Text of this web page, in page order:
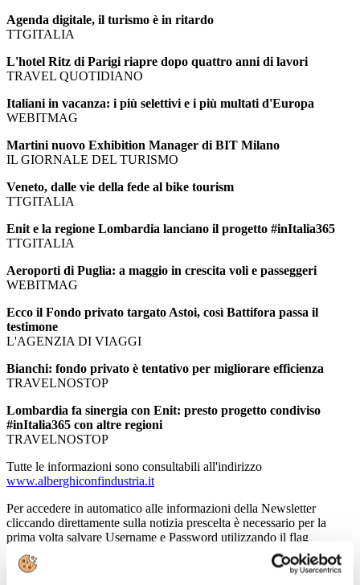
Agenda digitale, il turismo è in ritardo
TTGITALIA
L'hotel Ritz di Parigi riapre dopo quattro anni di lavori
TRAVEL QUOTIDIANO
Italiani in vacanza: i più selettivi e i più multati d'Europa
WEBITMAG
Martini nuovo Exhibition Manager di BIT Milano
IL GIORNALE DEL TURISMO
Veneto, dalle vie della fede al bike tourism
TTGITALIA
Enit e la regione Lombardia lanciano il progetto #inItalia365
TTGITALIA
Aeroporti di Puglia: a maggio in crescita voli e passeggeri
WEBITMAG
Ecco il Fondo privato targato Astoi, così Battifora passa il
testimone
L'AGENZIA DI VIAGGI
Bianchi: fondo privato è tentativo per migliorare efficienza
TRAVELNOSTOP
Lombardia fa sinergia con Enit: presto progetto condiviso
#inItalia365 con altre regioni
TRAVELNOSTOP
Tutte le informazioni sono consultabili all'indirizzo
www.alberghiconfindustria.it
Per accedere in automatico alle informazioni della Newsletter
cliccando direttamente sulla notizia prescelta è necessario per la
prima volta salvare Username e Password utilizzando il flag
"memorizza i dati di accesso".
Nel caso in cui non vi ricordate o non siete provvisti delle